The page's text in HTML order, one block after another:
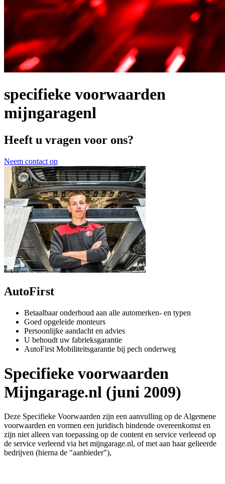
specifieke voorwaarden
mijngaragenl
Heeft u vragen voor ons?
Neem contact op
AutoFirst
Betaalbaar onderhoud aan alle automerken- en typen
Goed opgeleide monteurs
Persoonlijke aandacht en advies
U behoudt uw fabrieksgarantie
AutoFirst Mobiliteitsgarantie bij pech onderweg
Specifieke voorwaarden
Mijngarage.nl (juni 2009)
Deze Specifieke Voorwaarden zijn een aanvulling op de Algemene
voorwaarden en vormen een juridisch bindende overeenkomst en
zijn niet alleen van toepassing op de content en service verleend op
de service verleend via het mijngarage.nl, of met aan haar gelieerde
bedrijven (hierna de "aanbieder"),